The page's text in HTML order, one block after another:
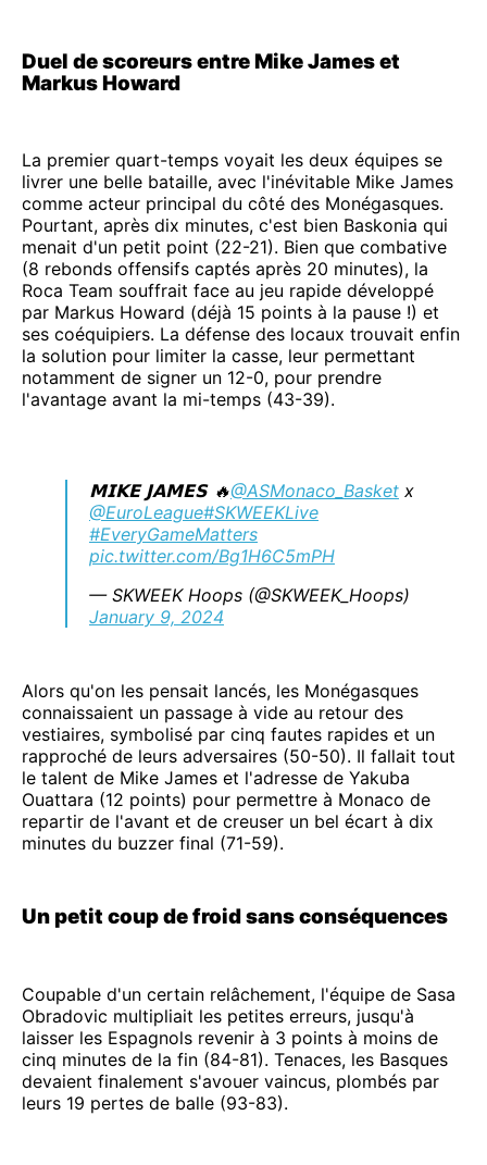
Duel de scoreurs entre Mike James et
Markus Howard
La premier quart-temps voyait les deux équipes se
livrer une belle bataille, avec l'inévitable Mike James
comme acteur principal du côté des Monégasques.
Pourtant, après dix minutes, c'est bien Baskonia qui
menait d'un petit point (22-21). Bien que combative
(8 rebonds offensifs captés après 20 minutes), la
Roca Team souffrait face au jeu rapide développé
par Markus Howard (déjà 15 points à la pause !) et
ses coéquipiers. La défense des locaux trouvait enfin
la solution pour limiter la casse, leur permettant
notamment de signer un 12-0, pour prendre
l'avantage avant la mi-temps (43-39).
𝗠𝗜𝗞𝗘 𝗝𝗔𝗠𝗘𝗦 🔥@ASMonaco_Basket x
@EuroLeague#SKWEEKLive
#EveryGameMatters
pic.twitter.com/Bg1H6C5mPH
— SKWEEK Hoops (@SKWEEK_Hoops)
January 9, 2024
Alors qu'on les pensait lancés, les Monégasques
connaissaient un passage à vide au retour des
vestiaires, symbolisé par cinq fautes rapides et un
rapproché de leurs adversaires (50-50). Il fallait tout
le talent de Mike James et l'adresse de Yakuba
Ouattara (12 points) pour permettre à Monaco de
repartir de l'avant et de creuser un bel écart à dix
minutes du buzzer final (71-59).
Un petit coup de froid sans conséquences
Coupable d'un certain relâchement, l'équipe de Sasa
Obradovic multipliait les petites erreurs, jusqu'à
laisser les Espagnols revenir à 3 points à moins de
cinq minutes de la fin (84-81). Tenaces, les Basques
devaient finalement s'avouer vaincus, plombés par
leurs 19 pertes de balle (93-83).